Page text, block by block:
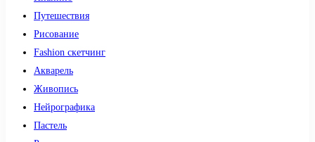
Путешествия
Рисование
Fashion скетчинг
Акварель
Живопись
Нейрографика
Пастель